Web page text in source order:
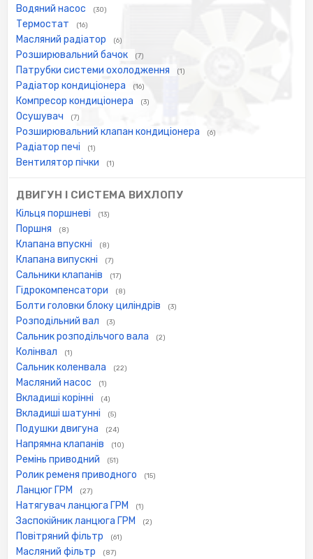
Водяний насос (30)
Термостат (16)
Масляний радіатор (6)
Розширювальний бачок (7)
Патрубки системи охолодження (1)
Радіатор кондиціонера (16)
Компресор кондиціонера (3)
Осушувач (7)
Розширювальний клапан кондиціонера (6)
Радіатор печі (1)
Вентилятор пічки (1)
ДВИГУН І СИСТЕМА ВИХЛОПУ
Кільця поршневі (13)
Поршня (8)
Клапана впускні (8)
Клапана випускні (7)
Сальники клапанів (17)
Гідрокомпенсатори (8)
Болти головки блоку циліндрів (3)
Розподільний вал (3)
Сальник розподільчого вала (2)
Колінвал (1)
Сальник коленвала (22)
Масляний насос (1)
Вкладиші корінні (4)
Вкладиші шатунні (5)
Подушки двигуна (24)
Напрямна клапанів (10)
Ремінь приводний (51)
Ролик ременя приводного (15)
Ланцюг ГРМ (27)
Натягувач ланцюга ГРМ (1)
Заспокійник ланцюга ГРМ (2)
Повітряний фільтр (61)
Масляний фільтр (87)